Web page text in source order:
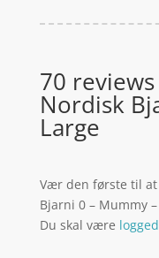
70
Nordisk
Large
Vær den første til at
Bjarni 0 – Mummy –
Du skal være